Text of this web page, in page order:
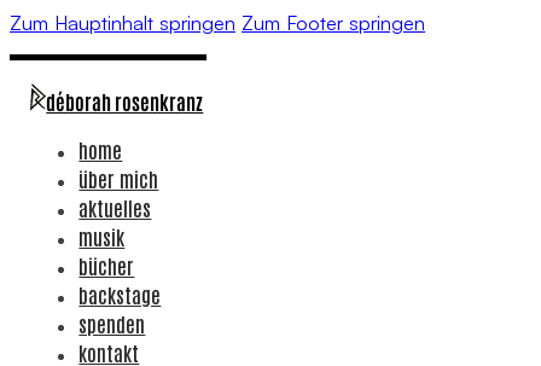
Zum Hauptinhalt springen Zum Footer springen
déborah rosenkranz
home
über mich
aktuelles
musik
bücher
backstage
spenden
kontakt